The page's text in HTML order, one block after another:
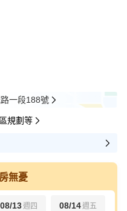
一段188號
規劃等
無憂
08/13週四 08/14週五